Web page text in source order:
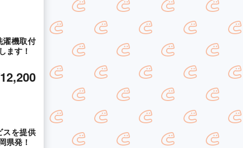
濯機取付
ます！
スを提供
県発！